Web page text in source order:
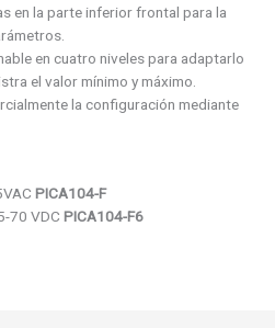
en la parte inferior frontal para la
en cuatro niveles para adaptarlo
el valor mínimo y máximo.
la configuración mediante
PICA104-F
70 VDC PICA104-F6